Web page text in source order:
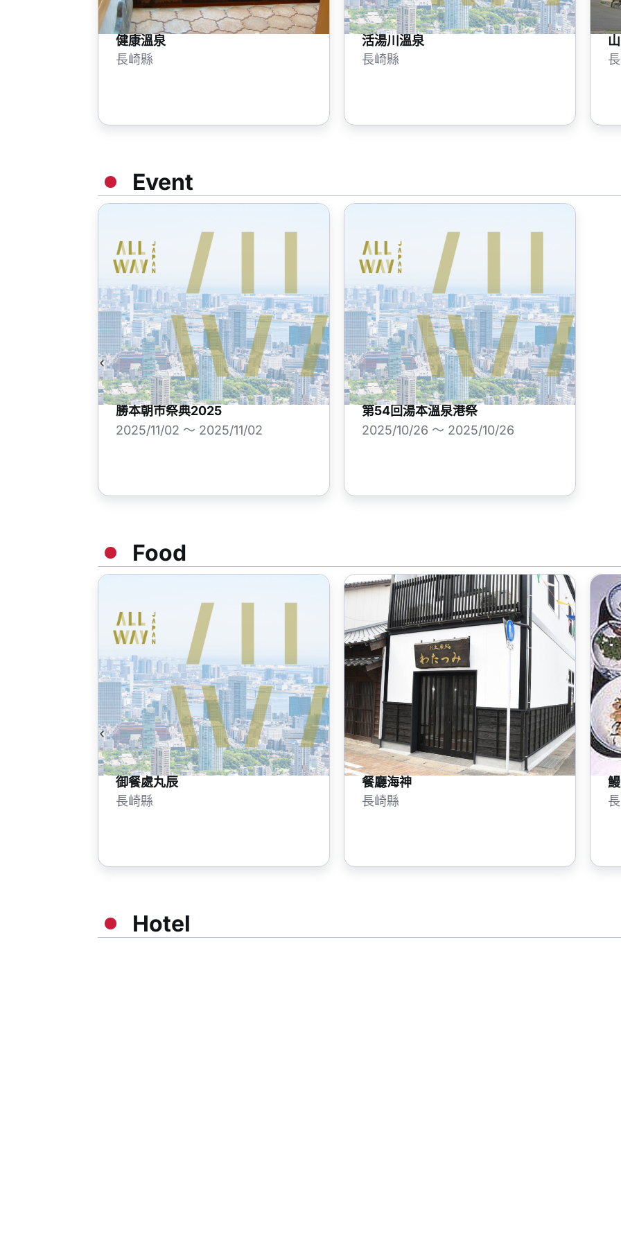
健康溫泉
長崎縣
活湯川溫泉
長崎縣
Event
勝本朝市祭典2025
2025/11/02 ～ 2025/11/02
第54回湯本溫泉港祭
2025/10/26 ～ 2025/10/26
Food
御餐處丸辰
長崎縣
餐廳海神
長崎縣
Hotel